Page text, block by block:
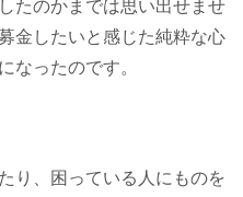
たのかまでは思い出せませ
金したいと感じた純粋な心
なったのです。
り、困っている人にものを